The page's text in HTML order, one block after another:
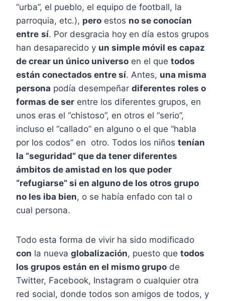
“urba”, el pueblo, el equipo de football, la
parroquia, etc.), pero estos no se conocían
entre sí. Por desgracia hoy en día estos grupos
han desaparecido y un simple móvil es capaz
de crear un único universo en el que todos
están conectados entre sí. Antes, una misma
persona podía desempeñar diferentes roles o
formas de ser entre los diferentes grupos, en
unos eras el “chistoso”, en otros el “serio”,
incluso el “callado” en alguno o el que “habla
por los codos” en otro. Todos los niños tenían
la “seguridad” que da tener diferentes
ámbitos de amistad en los que poder
“refugiarse” si en alguno de los otros grupo
no les iba bien, o se había enfado con tal o
cual persona.
Todo esta forma de vivir ha sido modificado
con la nueva globalización, puesto que todos
los grupos están en el mismo grupo de
Twitter, Facebook, Instagram o cualquier otra
red social, donde todos son amigos de todos, y